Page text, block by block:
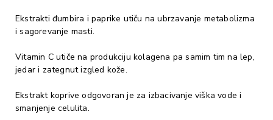
Ekstrakti đumbira i paprike utiču na ubrzavanje metabolizma
i sagorevanje masti.
Vitamin C utiče na produkciju kolagena pa samim tim na lep,
jedar i zategnut izgled kože.
Ekstrakt koprive odgovoran je za izbacivanje viška vode i
smanjenje celulita.